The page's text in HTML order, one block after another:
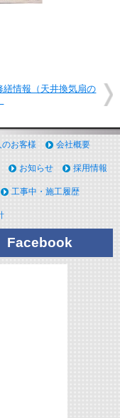
繕情報（天井換気扇の
のお客様 会社概要
お知らせ 採用情報
工事中・施工履歴
Facebook